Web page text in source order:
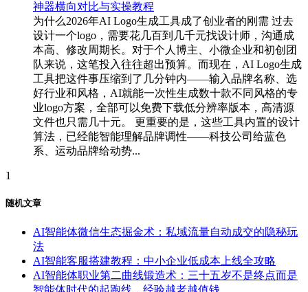
为什么2026年AI Logo生成工具成了创业者的刚需 过去
设计一个logo，需要花几百到几千元找设计师，沟通成
本高、修改周期长。对于个人博主、小微企业和初创团
队来说，这笔投入往往超出预算。而现在，AI Logo生成
工具把这件事压缩到了几分钟内——输入品牌名称、选
好行业和风格，AI就能一次性生成数十款不同风格的专
业logo方案，全部可以免费下载低分辨率版本，高清源
文件也只需几十元。 更重要的是，这些工具内置的设计
算法，已经能智能理解品牌调性——科技公司给蓝色
系、运动品牌给动势...
1
随机文章
AI智能体微信生态掘金术：私域流量自动成交的隐秘玩
法
AI智能客服搭建教程：中小企业低成本上线全攻略
AI智能体职业第二曲线锻造术：三十五岁不是终点而是
智能体时代的起跑线，经验越老越值钱